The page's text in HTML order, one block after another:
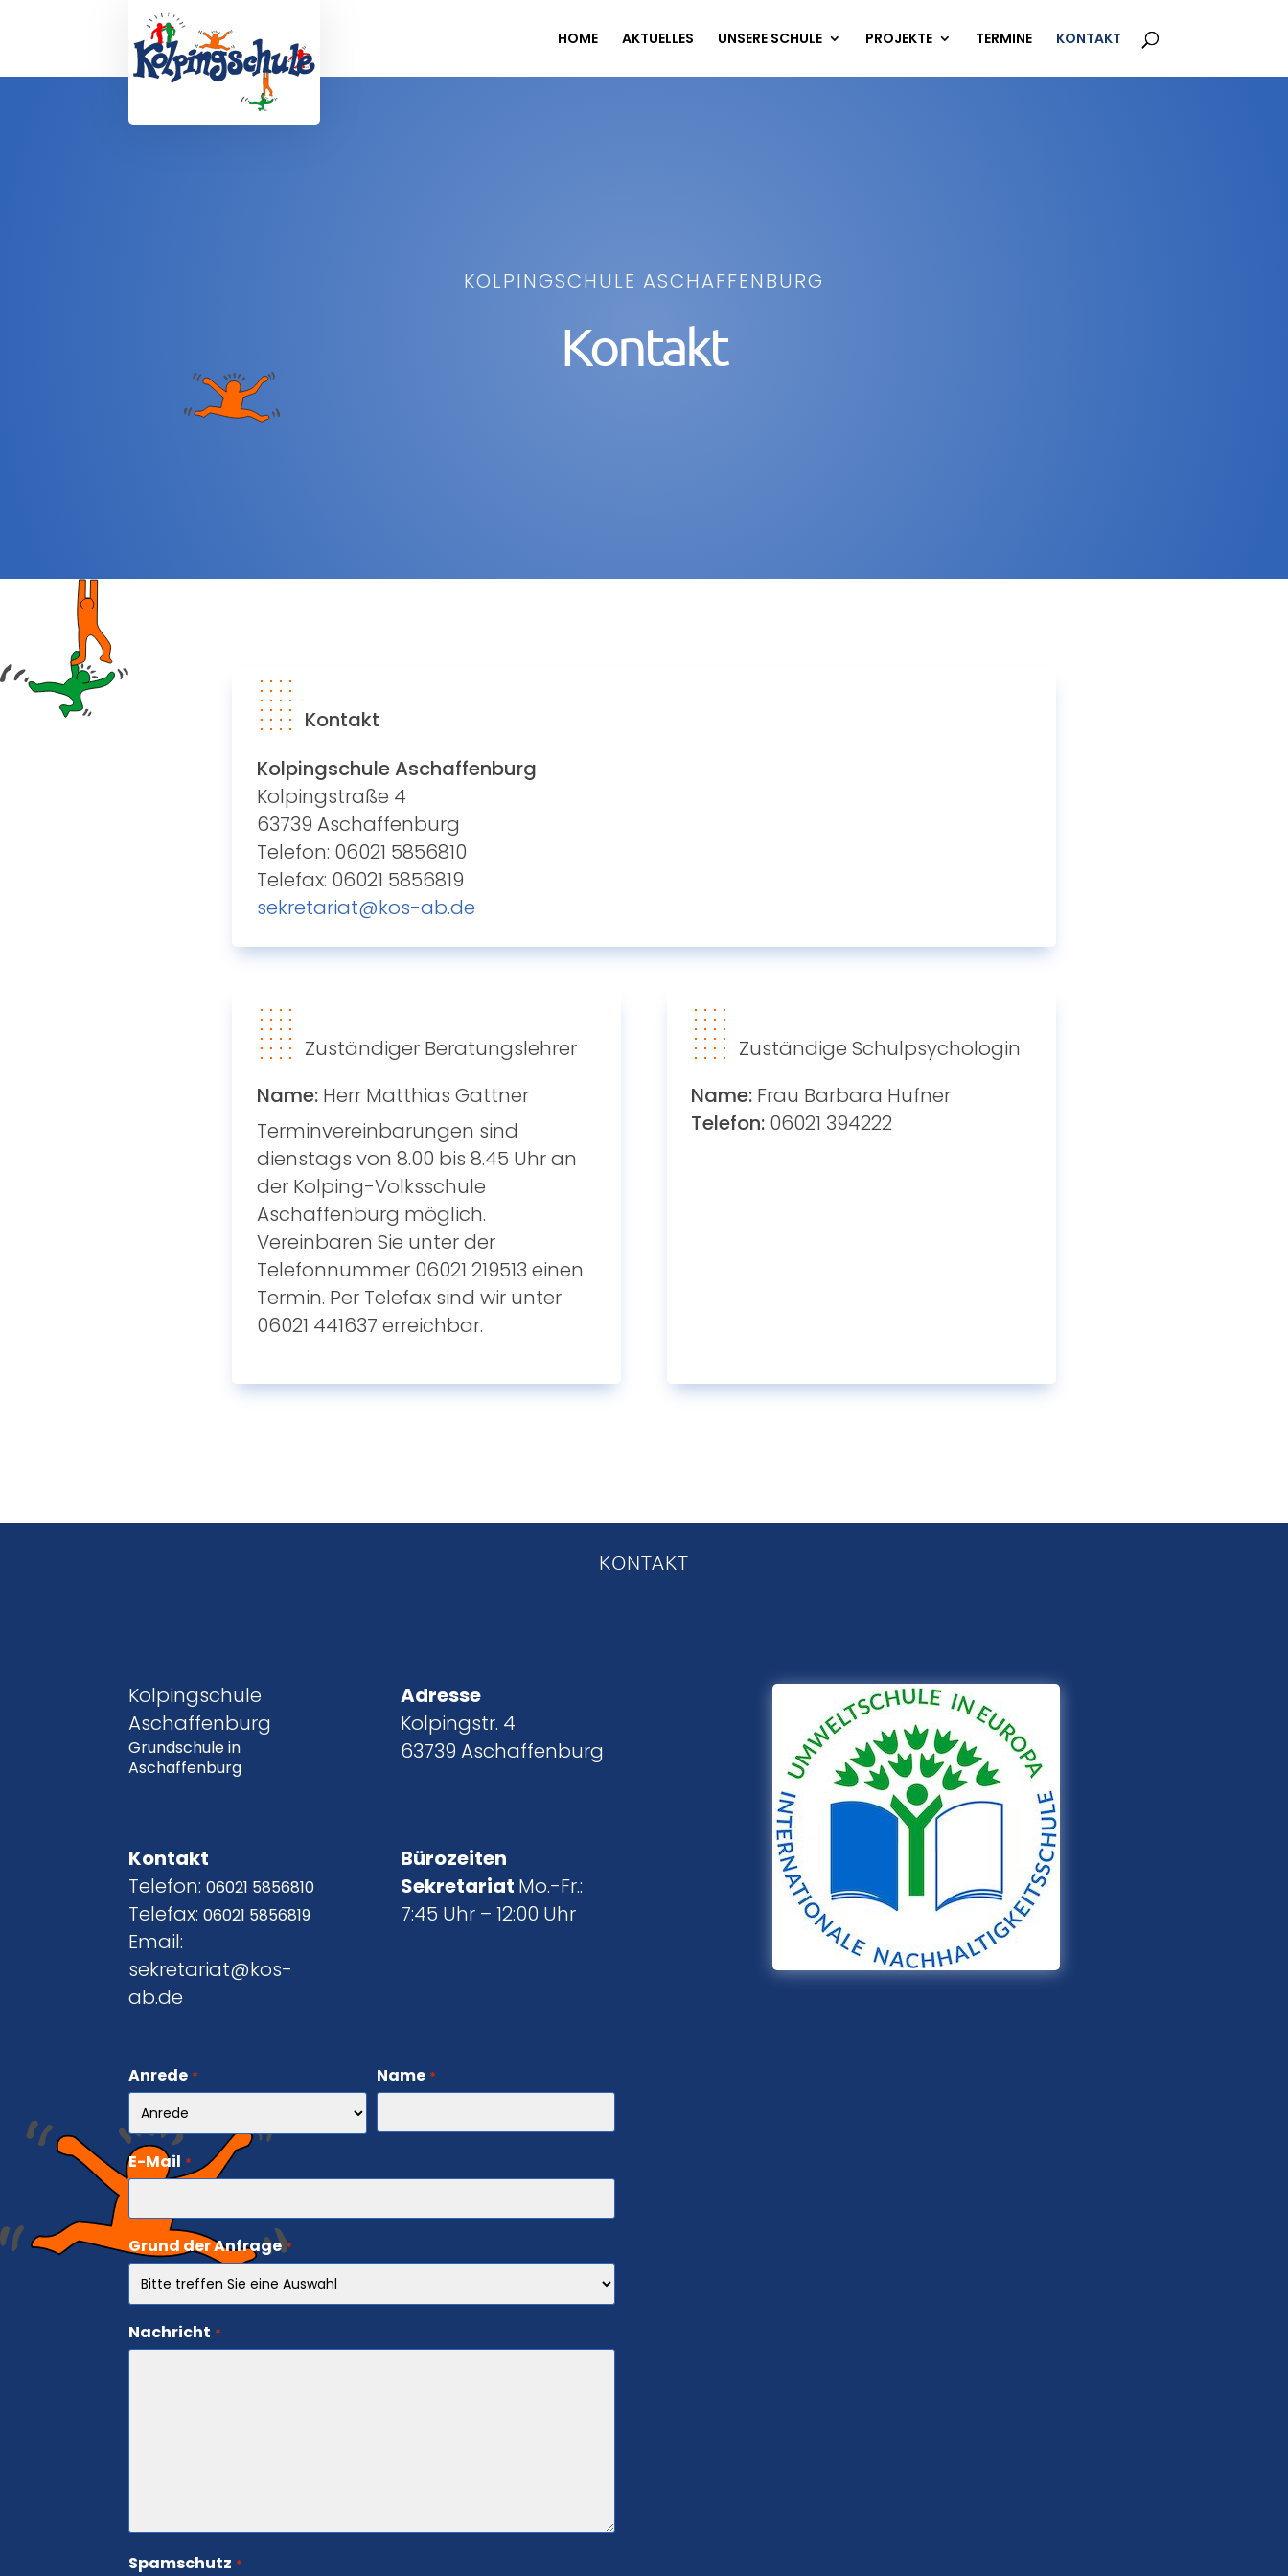
HOME AKTUELLES UNSERE SCHULE PROJEKTE TERMINE KONTAKT
KOLPINGSCHULE ASCHAFFENBURG
Kontakt
Kontakt
Kolpingschule Aschaffenburg
Kolpingstraße 4
63739 Aschaffenburg
Telefon: 06021 5856810
Telefax: 06021 5856819
sekretariat@kos-ab.de
Zuständiger Beratungslehrer
Name:Herr Matthias Gattner
Terminvereinbarungen sind
dienstags von 8.00 bis 8.45 Uhr an
der Kolping-Volksschule
Aschaffenburg möglich.
Vereinbaren Sie unter der
Telefonnummer 06021 219513 einen
Termin. Per Telefax sind wir unter
06021 441637 erreichbar.
Zuständige Schulpsychologin
Name: Frau Barbara Hufner
Telefon: 06021 394222
KONTAKT
Kolpingschule
Aschaffenburg
Grundschule in
Aschaffenburg
Adresse
Kolpingstr. 4
63739 Aschaffenburg
Kontakt
Telefon:06021 5856810
Telefax:06021 5856819
Email:
sekretariat@kos-
ab.de
Bürozeiten
Sekretariat Mo.-Fr.:
7:45 Uhr – 12:00 Uhr
Anrede * Name *
E-Mail *
Grund der Anfrage *
Nachricht *
Spamschutz *